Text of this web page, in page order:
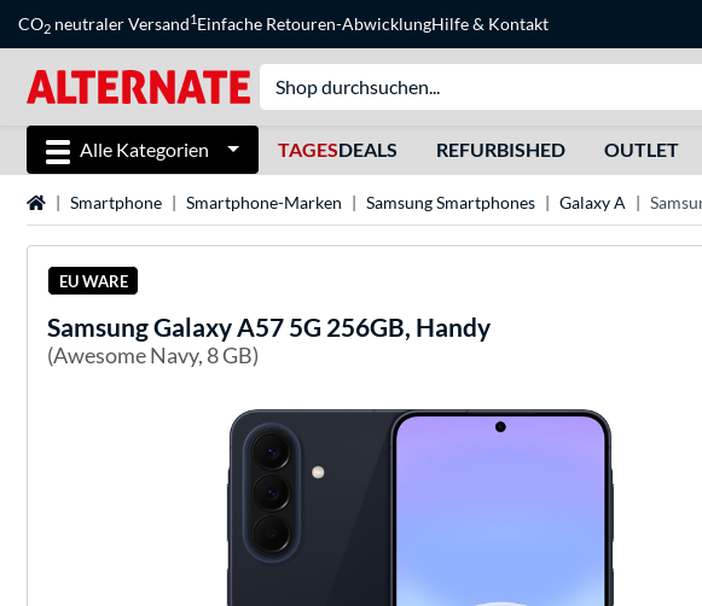
CO2 neutraler Versand1Einfache Retouren-AbwicklungHilfe& Kontakt
Alle Kategorien TAGESDEALS REFURBISHED OUTLET
StartseiteSmartphone Smartphone-Marken Samsung Smartphones Galaxy A
EU WARE
SamsungGalaxy A57 5G 256GB, Handy
(Awesome Navy, 8 GB)